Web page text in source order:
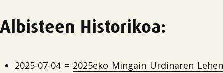
Albisteen Historikoa:
2025-07-04 = 2025eko Mingain Urdinaren Lehen